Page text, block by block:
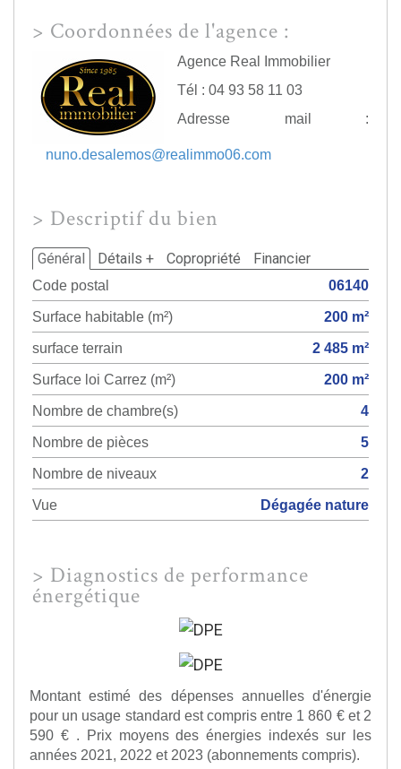
> Coordonnées de l'agence :
Agence Real Immobilier
Tél : 04 93 58 11 03
Adresse mail :
nuno.desalemos@realimmo06.com
> Descriptif du bien
Général Détails + Copropriété Financier
Code postal
06140
Surface habitable (m²)
200 m²
surface terrain
2 485 m²
Surface loi Carrez (m²)
200 m²
Nombre de chambre(s)
4
Nombre de pièces
5
Nombre de niveaux
2
Vue
Dégagée nature
> Diagnostics de performance
énergétique
Montant estimé des dépenses annuelles d'énergie
pour un usage standard est compris entre 1 860 € et 2
590 € . Prix moyens des énergies indexés sur les
années 2021, 2022 et 2023 (abonnements compris).